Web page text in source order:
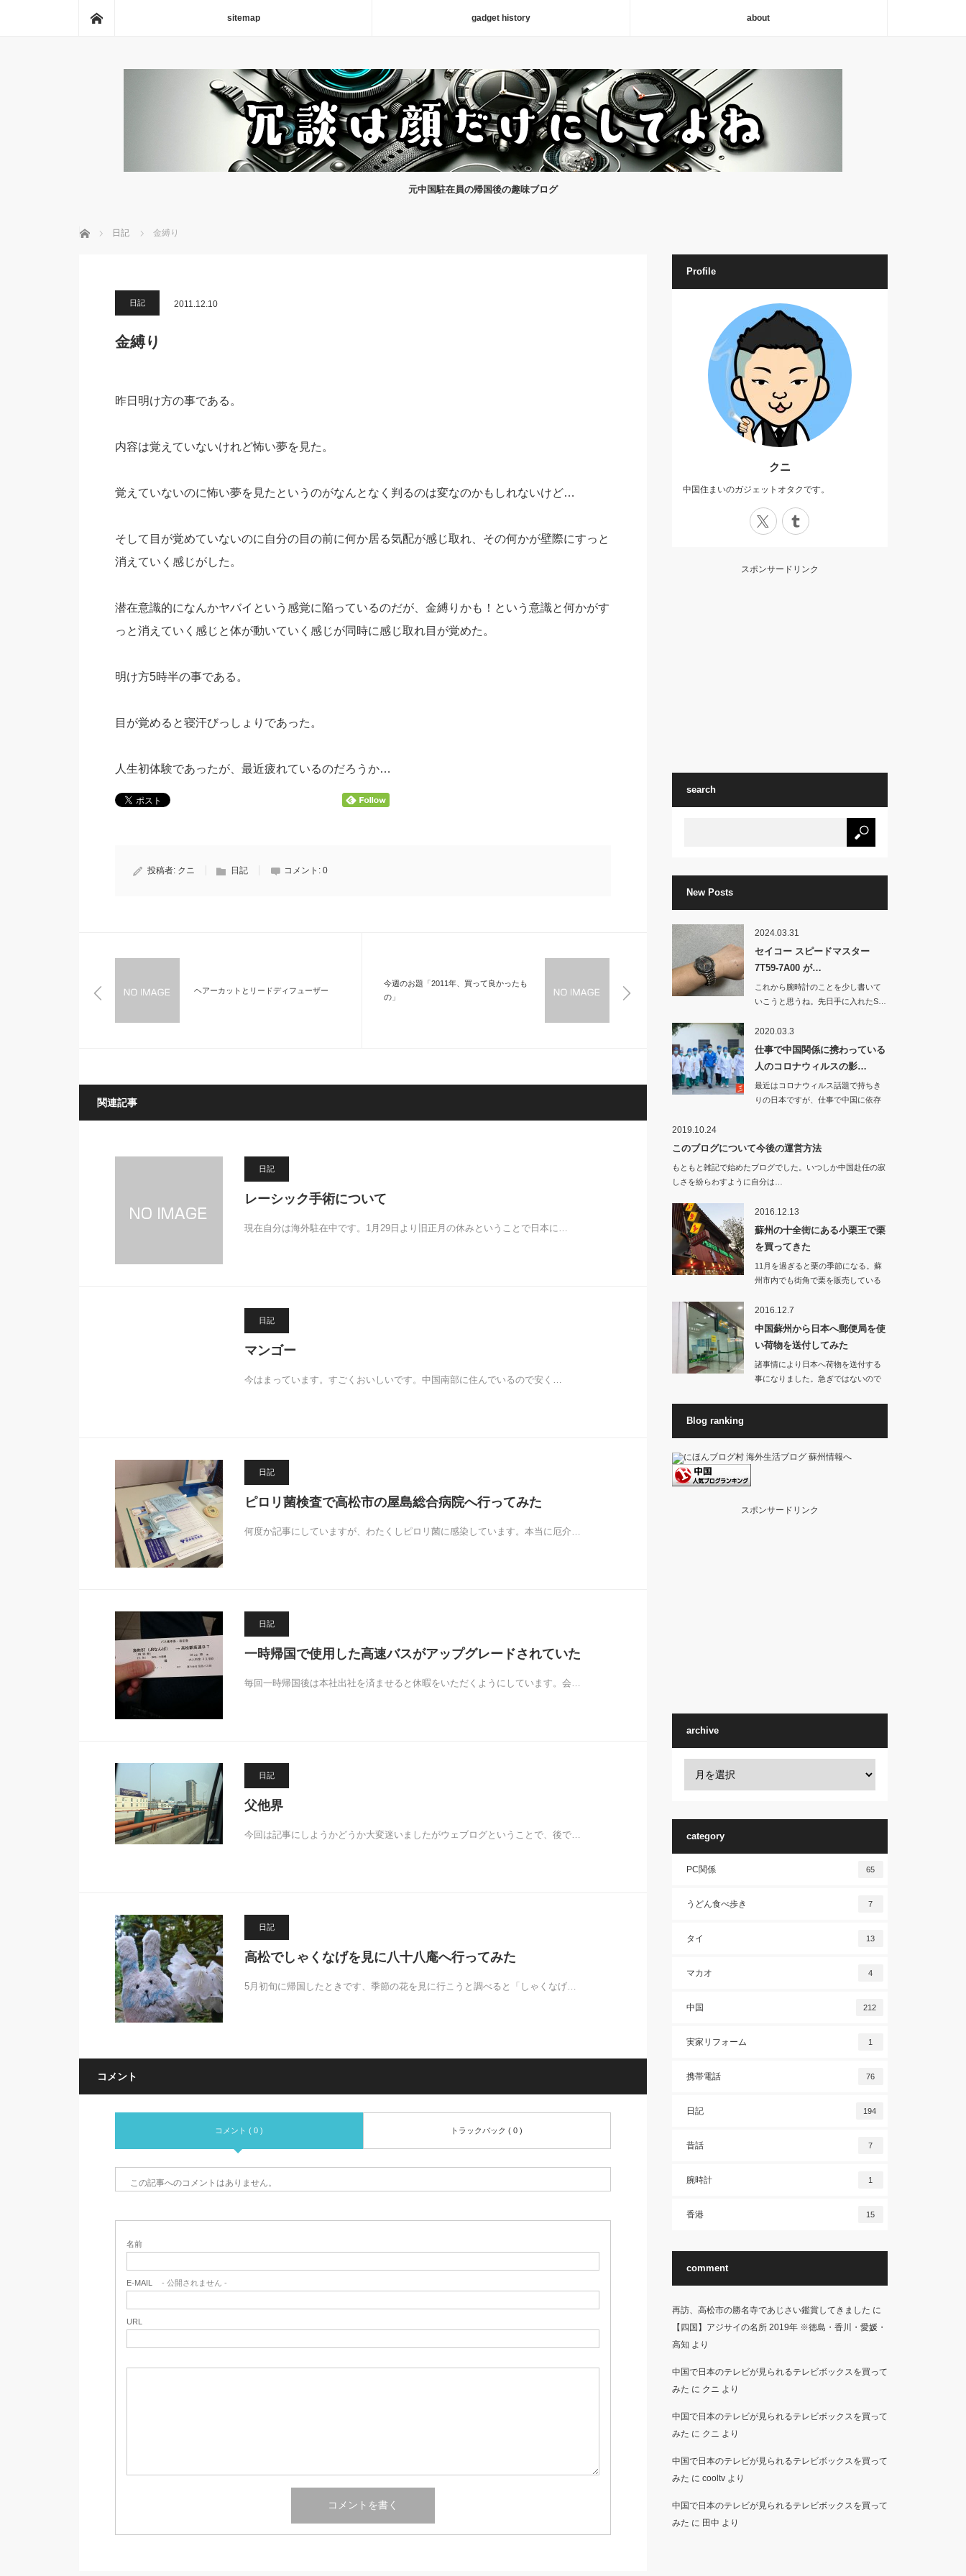
sitemap gadget history about
元中国駐在員の帰国後の趣味ブログ
ホーム 日記 金縛り
日記 2011.12.10
金縛り
昨日明け方の事である。
内容は覚えていないけれど怖い夢を見た。
覚えていないのに怖い夢を見たというのがなんとなく判るのは変なのかもしれないけど…
そして目が覚めていないのに自分の目の前に何か居る気配が感じ取れ、その何かが壁際にすっと
消えていく感じがした。
潜在意識的になんかヤバイという感覚に陥っているのだが、金縛りかも！という意識と何かがす
っと消えていく感じと体が動いていく感じが同時に感じ取れ目が覚めた。
明け方5時半の事である。
目が覚めると寝汗びっしょりであった。
人生初体験であったが、最近疲れているのだろうか…
投稿者: クニ 日記 コメント: 0
ヘアーカットとリードディフューザー
今週のお題「2011年、買って良かったも
の」
関連記事
日記
レーシック手術について
現在自分は海外駐在中です。1月29日より旧正月の休みということで日本に…
日記
マンゴー
今はまっています。すごくおいしいです。中国南部に住んでいるので安く…
日記
ピロリ菌検査で高松市の屋島総合病院へ行ってみた
何度か記事にしていますが、わたくしピロリ菌に感染しています。本当に厄介…
日記
一時帰国で使用した高速バスがアップグレードされていた
毎回一時帰国後は本社出社を済ませると休暇をいただくようにしています。会…
日記
父他界
今回は記事にしようかどうか大変迷いましたがウェブログということで、後で…
日記
高松でしゃくなげを見に八十八庵へ行ってみた
5月初旬に帰国したときです、季節の花を見に行こうと調べると「しゃくなげ…
コメント
コメント ( 0 ) トラックバック ( 0 )
この記事へのコメントはありません。
名前
E-MAIL - 公開されません -
URL
Profile
クニ
中国住まいのガジェットオタクです。
スポンサードリンク
search
New Posts
2024.03.31
セイコー スピードマスター
7T59-7A00 が…
これから腕時計のことを少し書いて
いこうと思うね。先日手に入れたS…
2020.03.3
仕事で中国関係に携わっている
人のコロナウィルスの影…
最近はコロナウィルス話題で持ちき
りの日本ですが、仕事で中国に依存
2019.10.24
このブログについて今後の運営方法
もともと雑記で始めたブログでした。いつしか中国赴任の寂
しさを紛らわすように自分は…
2016.12.13
蘇州の十全街にある小栗王で栗
を買ってきた
11月を過ぎると栗の季節になる。蘇
州市内でも街角で栗を販売している
2016.12.7
中国蘇州から日本へ郵便局を使
い荷物を送付してみた
諸事情により日本へ荷物を送付する
事になりました。急ぎではないので
Blog ranking
スポンサードリンク
archive
category
PC関係 65
うどん食べ歩き 7
タイ 13
マカオ 4
中国 212
実家リフォーム 1
携帯電話 76
日記 194
昔話 7
腕時計 1
香港 15
comment
再訪、高松市の勝名寺であじさい鑑賞してきました に
【四国】アジサイの名所 2019年 ※徳島・香川・愛媛・
高知 より
中国で日本のテレビが見られるテレビボックスを買って
みた に クニ より
中国で日本のテレビが見られるテレビボックスを買って
みた に クニ より
中国で日本のテレビが見られるテレビボックスを買って
みた に cooltvより
中国で日本のテレビが見られるテレビボックスを買って
みた に 田中 より